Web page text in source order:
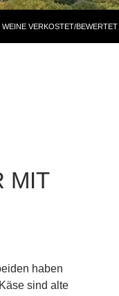
WEINE VERKOSTET/BEWERTET
MIT
haben
sind alte